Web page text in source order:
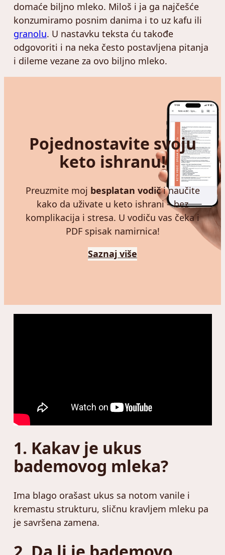
domaće biljno mleko. Miloš i ja ga najčešće
konzumiramo posnim danima i to uz kafu ili
granolu. U nastavku teksta ću takođe
odgovoriti i na neka često postavljena pitanja
i dileme vezane za ovo biljno mleko.
Pojednostavite svoju
keto ishranu!
Preuzmite moj besplatan vodiči naučite
kako da uživate u keto ishrani – bez
komplikacija i stresa. U vodiču vas čeka i
PDF spisak namirnica!
Saznaj više
1. Kakav je ukus
bademovog mleka?
Ima blago orašast ukus sa notom vanile i
kremastu strukturu, sličnu kravljem mleku pa
je savršena zamena.